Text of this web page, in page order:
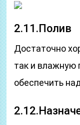
2.11.Полив
Достаточно
так и влажную
обеспечить